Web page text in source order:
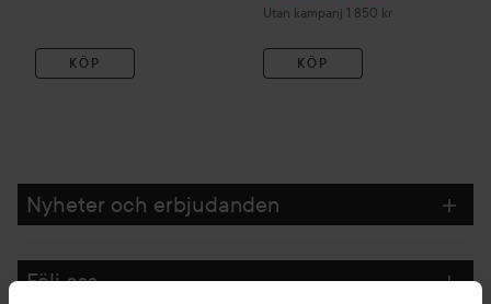
KÖP
Utan kampanj 1 850 kr
KÖP
Nyheter och erbjudanden
Följ oss